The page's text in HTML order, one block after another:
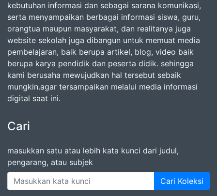
kebutuhan informasi dan sebagai sarana komunikasi,
serta menyampaikan berbagai informasi siswa, guru,
orangtua maupun masyarakat, dan realitanya juga
website sekolah juga dibangun untuk memuat media
pembelajaran, baik berupa artikel, blog, video baik
berupa karya pendidik dan peserta didik. sehingga
kami berusaha mewujudkan hal tersebut sebaik
mungkin.agar tersampaikan melalui media informasi
digital saat ini.
Cari
masukkan satu atau lebih kata kunci dari judul,
pengarang, atau subjek
Cari Koleksi